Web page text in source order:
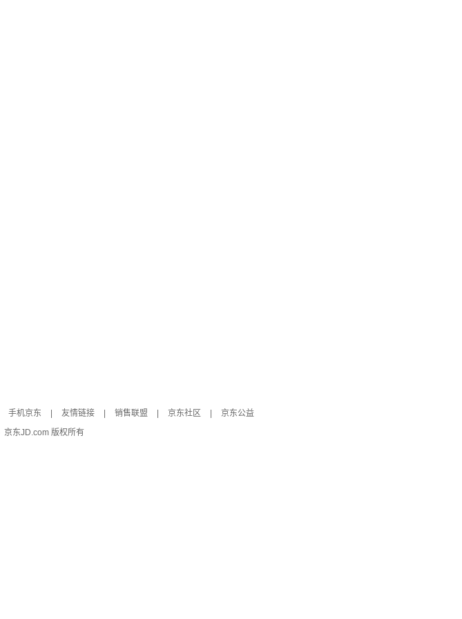
手机京东 友情链接 销售联盟 京东社区
京东公益
京东JD.com 版权所有